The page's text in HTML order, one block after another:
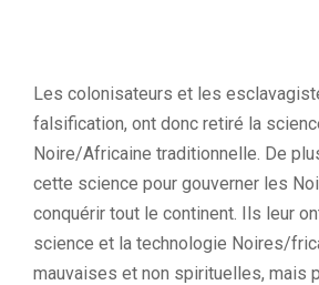
Les colonisateurs et les
falsification, ont donc retiré la
Noire/Africaine traditionnelle. De
cette science pour gouverner les
conquérir tout le continent. Ils leur
science et la technologie Noires/
mauvaises et non spirituelles, mais